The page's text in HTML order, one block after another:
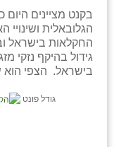
בקנט מציינים
הגלובאלית
החקלאות בישראל
גידול בהיקף נזקי
בישראל. הצפי
גודל פונט
קלחים
רועי
רימונים
רמות השבים